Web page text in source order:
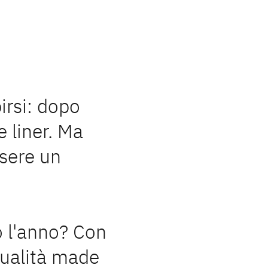
in camper
e di stivaggio,
dopo
liner. Ma
un
Con
made